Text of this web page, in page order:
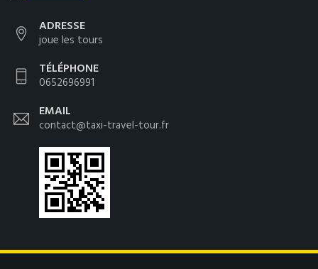
ADRESSE
joue les tours
TÉLÉPHONE
0652696991
EMAIL
contact@taxi-travel-tour.fr